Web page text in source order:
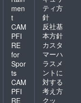
men
t
CAM
PFI
RE
for
Spor
ts
CAM
PFI
RE
ティ方
針
反社基
本方針
カスタ
マーハ
ラスメ
ントに
対する
考え方
クッ